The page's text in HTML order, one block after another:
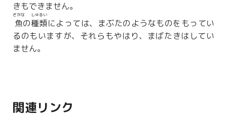
きもできません。
魚
さかな
の種類
しゅるい
によっては、まぶたのようなものをもってい
るのもいますが、それらもやはり、まばたきはしてい
ません。
関連リンク